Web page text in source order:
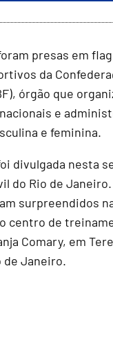
presas em
da
órgão que
e
e feminina.
divulgada nesta
do Rio de
surpreendidos
centro de
Comary, em
de Janeiro.